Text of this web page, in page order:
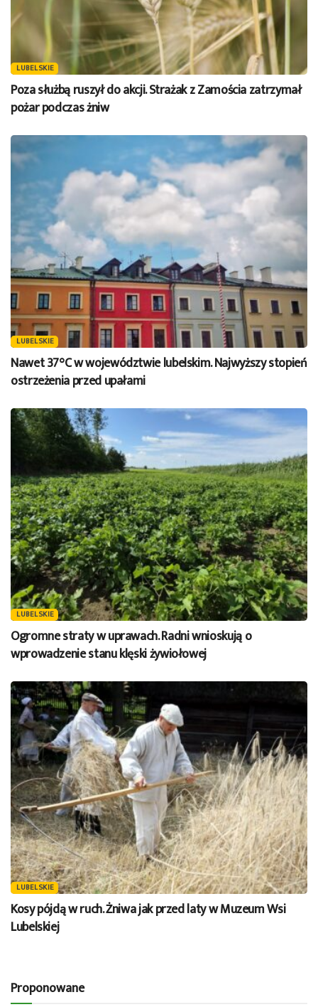
LUBELSKIE
Poza służbą ruszył do akcji. Strażak z Zamościa zatrzymał
pożar podczas żniw
LUBELSKIE
Nawet 37°C w województwie lubelskim. Najwyższy stopień
ostrzeżenia przed upałami
LUBELSKIE
Ogromne straty w uprawach. Radni wnioskują o
wprowadzenie stanu klęski żywiołowej
LUBELSKIE
Kosy pójdą w ruch. Żniwa jak przed laty w Muzeum Wsi
Lubelskiej
Proponowane